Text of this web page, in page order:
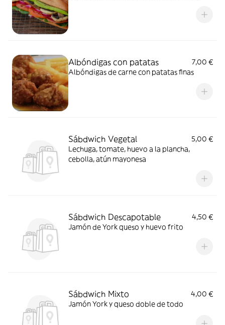
Albóndigas con patatas
7,00 €
Albóndigas de carne con patatas finas
Sábdwich Vegetal
5,00 €
Lechuga, tomate, huevo a la plancha,
cebolla, atún mayonesa
Sábdwich Descapotable
4,50 €
Jamón de York queso y huevo frito
Sábdwich Mixto
4,00 €
Jamón York y queso doble de todo